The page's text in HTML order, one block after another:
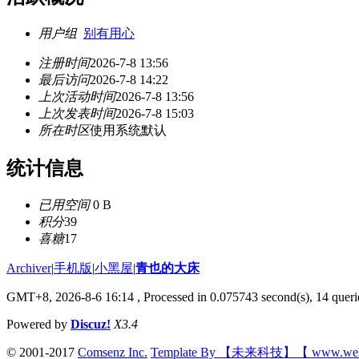
用户组 别有用心
注册时间2026-7-8 13:56
最后访问2026-7-8 14:22
上次活动时间2026-7-8 13:56
上次发表时间2026-7-8 15:03
所在时区使用系统默认
统计信息
已用空间0 B
积分39
喜糖17
Archiver|手机版|小黑屋|青也的大床
GMT+8, 2026-8-6 16:14 , Processed in 0.075743 second(s), 14
Powered by Discuz! X3.4
© 2001-2017 Comsenz Inc. Template By 【未来科技】【